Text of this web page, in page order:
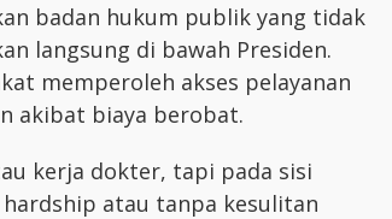
badan hukum publik yang tidak
langsung di bawah Presiden.
memperoleh akses pelayanan
akibat biaya berobat.
kerja dokter, tapi pada sisi
atau tanpa kesulitan